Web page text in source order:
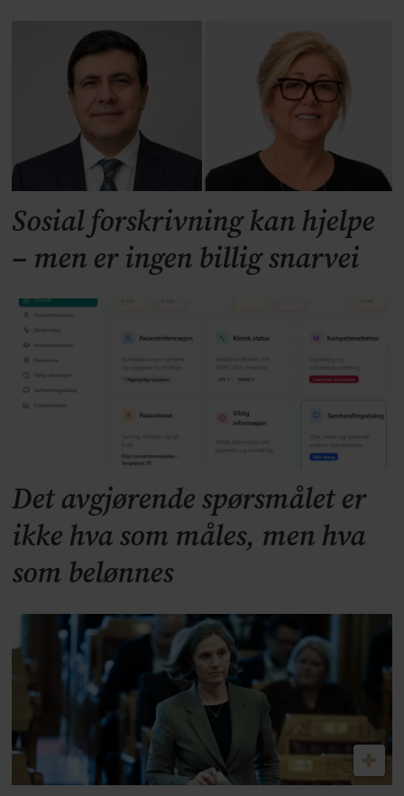
Sosial forskrivning kan hjelpe
– men er ingen billig snarvei
Det avgjørende spørsmålet er
ikke hva som måles, men hva
som belønnes